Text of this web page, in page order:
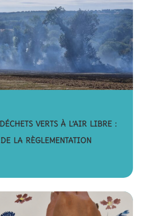
VERTS À L’AIR LIBRE :
LA RÈGLEMENTATION